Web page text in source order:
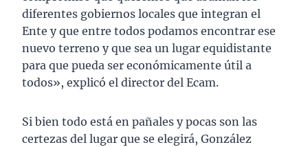
diferentes gobiernos locales que integran el
Ente y que entre todos podamos encontrar ese
nuevo terreno y que sea un lugar equidistante
para que pueda ser económicamente útil a
todos», explicó el director del Ecam.
Si bien todo está en pañales y pocas son las
certezas del lugar que se elegirá, González